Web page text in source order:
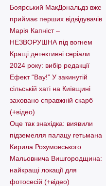
Боярський МакДональдз вже
приймає перших відвідувачів
Марія Капніст –
НЕЗВОРУШНА під вогнем
Кращі детективні серіали
2024 року: вибір редакції
Ефект “Вау!” У закинутій
сільській хаті на Київщині
заховано справжній скарб
(+відео)
Оце так знахідка: виявили
підземелля палацу гетьмана
Кирила Розумовського
Мальовнича Вишгородщина:
найкращі локації для
фотосесій (+відео)